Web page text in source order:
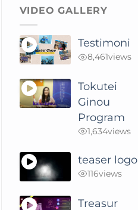
VIDEO GALLERY
Testimoni
8,461views
Tokutei
Ginou
Program
1,634views
teaser logo
116views
Treasur